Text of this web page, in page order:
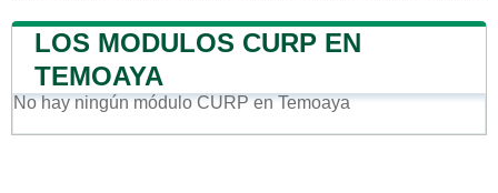
LOS MODULOS CURP EN
TEMOAYA
No hay ningún módulo CURP en Temoaya